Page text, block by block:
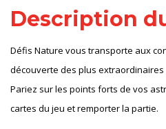
Description
Défis Nature vous transporte aux
découverte des plus
Pariez sur les points forts de vos
cartes du jeu et remporter la partie.